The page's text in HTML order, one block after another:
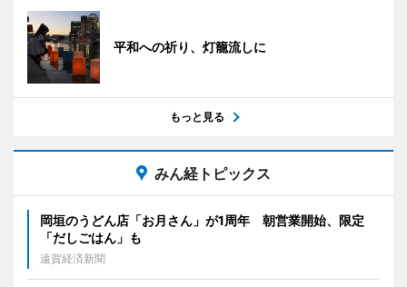
平和への祈り、灯籠流しに
もっと見る
みん経トピックス
岡垣のうどん店「お月さん」が1周年 朝営業開始、限定
「だしごはん」も
遠賀経済新聞